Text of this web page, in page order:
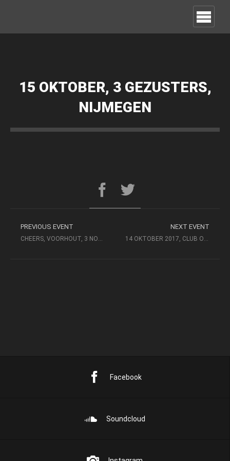
15 OKTOBER, 3 GEZUSTERS,
NIJMEGEN
PREVIOUS EVENT
CHEERS, VOORHOUT, 3 NOVEMBER
NEXT EVENT
14 OKTOBER 2017, CLUB OZZO, SASSENHEIM
Facebook
Soundcloud